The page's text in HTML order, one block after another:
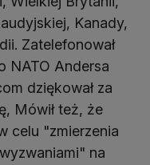
Kanady,
Zatelefonował
NATO Andersa
dziękował za
Mówił też, że
celu "zmierzenia
na